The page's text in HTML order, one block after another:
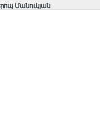
Մանուկյան